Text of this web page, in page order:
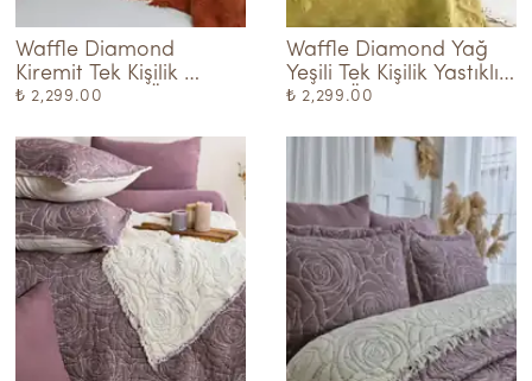
Waffle Diamond
Kiremit Tek Kişilik
Yastıklı Yatak Örtüsü
₺ 2,299.00
Waffle Diamond Yağ
Yeşili Tek Kişilik Yastıklı
Yatak Örtüsü
₺ 2,299.00